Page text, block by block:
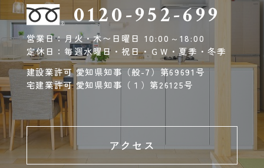
0120-952-699
営業日：月火・木〜日曜日 10:00～18:00
定休日：毎週水曜日・祝日・ＧＷ・夏季・冬季
建設業許可 愛知県知事（般-7）第69691号
宅建業許可 愛知県知事（１）第26125号
アクセス